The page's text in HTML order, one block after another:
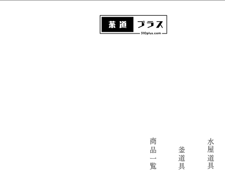
商品一覧 釜道具 水屋道具